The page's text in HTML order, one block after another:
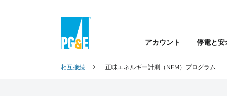
アカウント 停電と安
相互接続 正味エネルギー計測（NEM）プログラム